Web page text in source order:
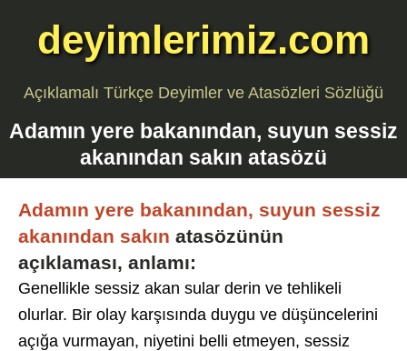
deyimlerimiz.com
Açıklamalı Türkçe Deyimler ve Atasözleri Sözlüğü
Adamın yere bakanından, suyun sessiz
akanından sakın atasözü
Adamın yere bakanından, suyun sessiz
akanından sakın atasözünün
açıklaması, anlamı:
Genellikle sessiz akan sular derin ve tehlikeli
olurlar. Bir olay karşısında duygu ve düşüncelerini
açığa vurmayan, niyetini belli etmeyen, sessiz